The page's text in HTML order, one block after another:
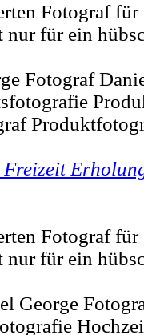
Fotograf
für ein
Fotograf
Freizeit
Fotograf
für ein
George